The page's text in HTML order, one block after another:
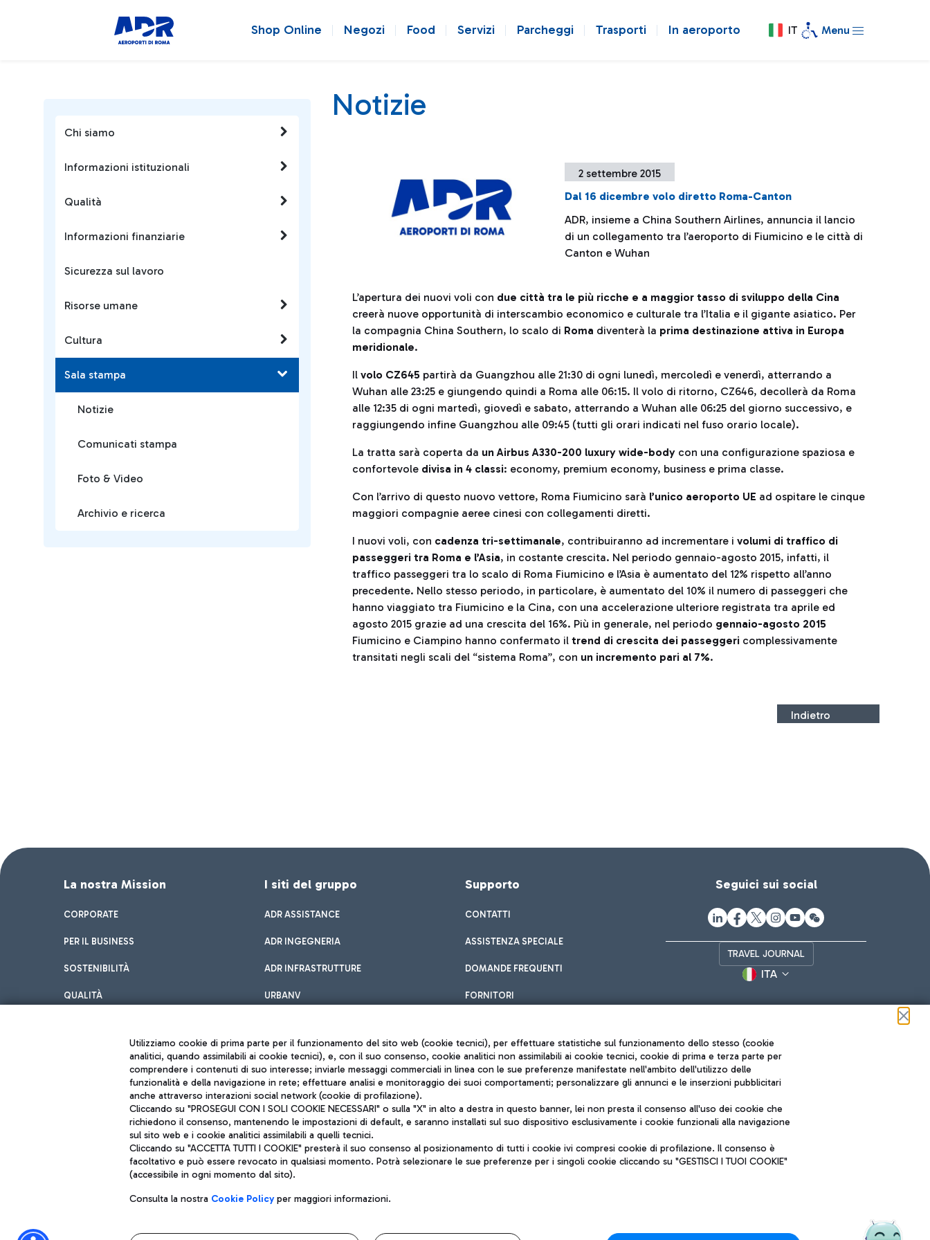
Shop Online Negozi Food Servizi Parcheggi Trasporti In aeroporto IT Menu
Chi siamo
Informazioni istituzionali
Qualità
Informazioni finanziarie
Sicurezza sul lavoro
Risorse umane
Cultura
Sala stampa
Notizie
Comunicati stampa
Foto & Video
Archivio e ricerca
Notizie
2 settembre 2015
Dal 16 dicembre volo diretto Roma-Canton
ADR, insieme a China Southern Airlines, annuncia il lancio
di un collegamento tra l’aeroporto di Fiumicino e le città di
Canton e Wuhan
L’apertura dei nuovi voli con due città tra le più ricche e a maggior tasso di sviluppo della Cina
creerà nuove opportunità di interscambio economico e culturale tra l’Italia e il gigante asiatico. Per
la compagnia China Southern, lo scalo di Roma diventerà la prima destinazione attiva in Europa
meridionale.
Il volo CZ645 partirà da Guangzhou alle 21:30 di ogni lunedì, mercoledì e venerdì, atterrando a
Wuhan alle 23:25 e giungendo quindi a Roma alle 06:15. Il volo di ritorno, CZ646, decollerà da Roma
alle 12:35 di ogni martedì, giovedì e sabato, atterrando a Wuhan alle 06:25 del giorno successivo, e
raggiungendo infine Guangzhou alle 09:45 (tutti gli orari indicati nel fuso orario locale).
La tratta sarà coperta da un Airbus A330-200 luxury wide-body con una configurazione spaziosa e
confortevole divisa in 4 classi: economy, premium economy, business e prima classe.
Con l’arrivo di questo nuovo vettore, Roma Fiumicino sarà l’unico aeroporto UE ad ospitare le cinque
maggiori compagnie aeree cinesi con collegamenti diretti.
I nuovi voli, con cadenza tri-settimanale, contribuiranno ad incrementare i volumi di traffico di
passeggeri tra Roma e l’Asia, in costante crescita. Nel periodo gennaio-agosto 2015, infatti, il
traffico passeggeri tra lo scalo di Roma Fiumicino e l’Asia è aumentato del 12% rispetto all’anno
precedente. Nello stesso periodo, in particolare, è aumentato del 10% il numero di passeggeri che
hanno viaggiato tra Fiumicino e la Cina, con una accelerazione ulteriore registrata tra aprile ed
agosto 2015 grazie ad una crescita del 16%. Più in generale, nel periodo gennaio-agosto 2015
Fiumicino e Ciampino hanno confermato il trend di crescita dei passeggeri complessivamente
transitati negli scali del “sistema Roma”, con un incremento pari al 7%.
Indietro
La nostra Mission
CORPORATE
PER IL BUSINESS
SOSTENIBILITÀ
QUALITÀ
I siti del gruppo
ADR ASSISTANCE
ADR INGEGNERIA
ADR INFRASTRUTTURE
URBANV
Supporto
CONTATTI
ASSISTENZA SPECIALE
DOMANDE FREQUENTI
FORNITORI
Seguici sui social
TRAVEL JOURNAL
ITA
Aeroporti di Roma S.p.A. - Società soggetta a direzione e coordinamento di Mundys S.p.A.
Codice fiscale e Registro delle Imprese di Roma 13032990155 P. IVA 06572251004
Capitale sociale 62.224.743,00 int. vers.
Sede legale: Via Pier Paolo Racchetti 1 - 00054 Fiumicino (RM) telefono +39 06 65951
Note legali
Mappa sito
Accessibilità
Roma FCO
L'aeroporto stellato
QUALITÀ SOSTENIBILITÀ INNOVAZIONE
Utilizziamo cookie di prima parte per il funzionamento del sito web (cookie tecnici), per effettuare statistiche sul funzionamento dello stesso (cookie
analitici, quando assimilabili ai cookie tecnici), e, con il suo consenso, cookie analitici non assimilabili ai cookie tecnici, cookie di prima e terza parte per
comprendere i contenuti di suo interesse; inviarle messaggi commerciali in linea con le sue preferenze manifestate nell'ambito dell'utilizzo delle
funzionalità e della navigazione in rete; effettuare analisi e monitoraggio dei suoi comportamenti; personalizzare gli annunci e le inserzioni pubblicitari
anche attraverso interazioni social network (cookie di profilazione).
Cliccando su "PROSEGUI CON I SOLI COOKIE NECESSARI" o sulla "X" in alto a destra in questo banner, lei non presta il consenso all'uso dei cookie che
richiedono il consenso, mantenendo le impostazioni di default, e saranno installati sul suo dispositivo esclusivamente i cookie funzionali alla navigazione
sul sito web e i cookie analitici assimilabili a quelli tecnici.
Cliccando su "ACCETTA TUTTI I COOKIE" presterà il suo consenso al posizionamento di tutti i cookie ivi compresi cookie di profilazione. Il consenso è
facoltativo e può essere revocato in qualsiasi momento. Potrà selezionare le sue preferenze per i singoli cookie cliccando su "GESTISCI I TUOI COOKIE"
(accessibile in ogni momento dal sito).
Consulta la nostra Cookie Policyper maggiori informazioni.